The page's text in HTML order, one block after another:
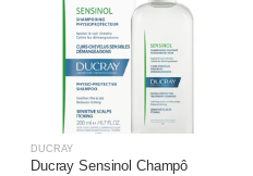
DUCRAY
Ducray Sensinol Champô